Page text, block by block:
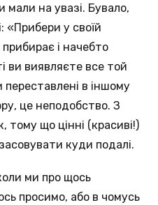
мали на увазі. Бувало,
«Прибери у своїй
і начебто
ви виявляєте все той
переставлені в іншому
це неподобство. З
тому що цінні (красиві!)
куди подалі.
ми про щось
просимо, або в чомусь